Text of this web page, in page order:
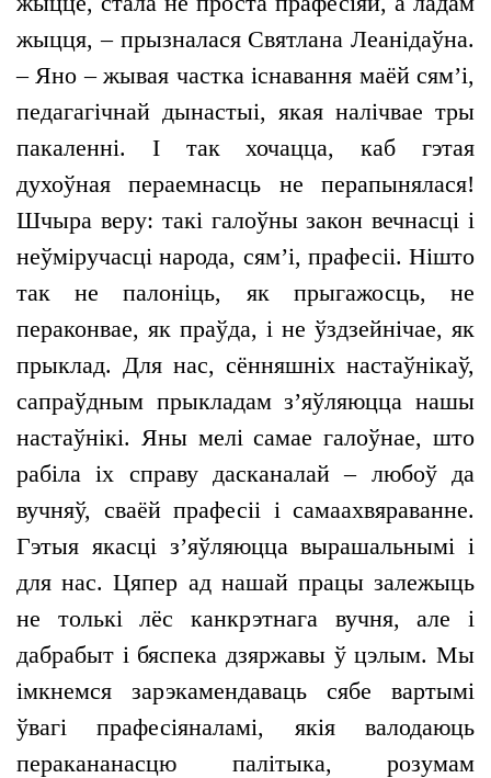
жыцця, – прызналася Святлана Леанідаўна.
– Яно – жывая частка існавання маёй сям’і,
педагагічнай дынастыі, якая налічвае тры
пакаленні. І так хочацца, каб гэтая
духоўная пераемнасць не перапынялася!
Шчыра веру: такі галоўны закон вечнасці і
неўміручасці народа, сям’і, прафесіі. Нішто
так не палоніць, як прыгажосць, не
пераконвае, як праўда, і не ўздзейнічае, як
прыклад. Для нас, сённяшніх настаўнікаў,
сапраўдным прыкладам з’яўляюцца нашы
настаўнікі. Яны мелі самае галоўнае, што
рабіла іх справу дасканалай – любоў да
вучняў, сваёй прафесіі і самаахвяраванне.
Гэтыя якасці з’яўляюцца вырашальнымі і
для нас. Цяпер ад нашай працы залежыць
не толькі лёс канкрэтнага вучня, але і
дабрабыт і бяспека дзяржавы ў цэлым. Мы
імкнемся зарэкамендаваць сябе вартымі
ўвагі прафесіяналамі, якія валодаюць
перакананасцю палітыка, розумам